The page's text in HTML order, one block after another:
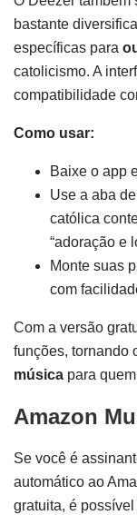
bastante
específicas para
catolicismo. A
compatibilidade
Como usar:
Baixe o app
Use a aba
católica
“adoração e
Monte suas
com
Com a versão
funções, tornando
música para
Amazon
Se você é
automático ao
gratuita, é possível